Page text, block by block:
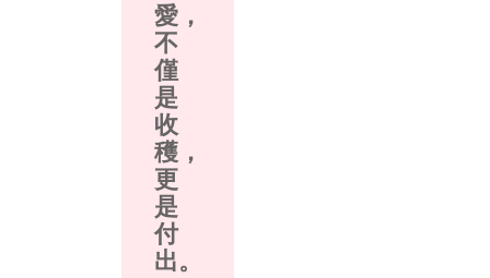
愛，
不
僅
是
收
穫，
更
是
付
出。